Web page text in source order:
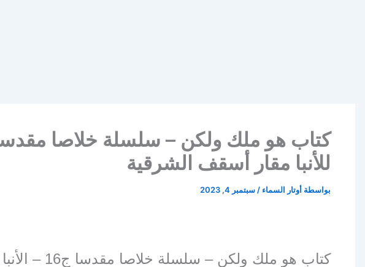
للأنبا مقار أسقف الشرقية
بواسطة أوتار السماء / سبتمبر 4, 2023
كتاب هو ملك ولكن – سلسلة